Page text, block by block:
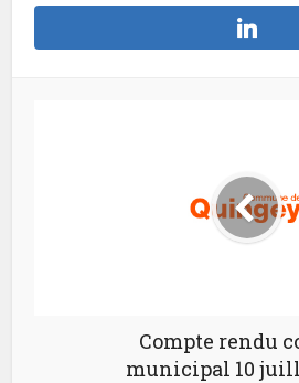
Compte rendu
municipal 10